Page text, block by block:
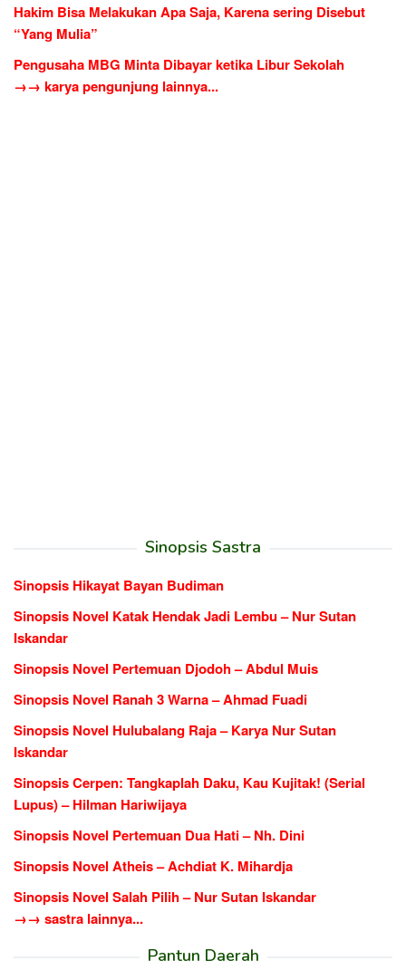
Hakim Bisa Melakukan Apa Saja, Karena sering Disebut
“Yang Mulia”
Pengusaha MBG Minta Dibayar ketika Libur Sekolah
→→ karya pengunjung lainnya...
Sinopsis Sastra
Sinopsis Hikayat Bayan Budiman
Sinopsis Novel Katak Hendak Jadi Lembu – Nur Sutan
Iskandar
Sinopsis Novel Pertemuan Djodoh – Abdul Muis
Sinopsis Novel Ranah 3 Warna – Ahmad Fuadi
Sinopsis Novel Hulubalang Raja – Karya Nur Sutan
Iskandar
Sinopsis Cerpen: Tangkaplah Daku, Kau Kujitak! (Serial
Lupus) – Hilman Hariwijaya
Sinopsis Novel Pertemuan Dua Hati – Nh. Dini
Sinopsis Novel Atheis – Achdiat K. Mihardja
Sinopsis Novel Salah Pilih – Nur Sutan Iskandar
→→ sastra lainnya...
Pantun Daerah